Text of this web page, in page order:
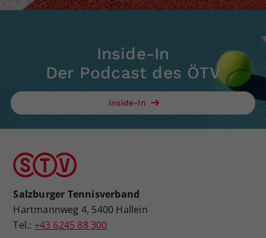
Inside-In
Der Podcast des ÖTV
Inside-In
Salzburger Tennisverband
Hartmannweg 4, 5400 Hallein
Tel.: +43 6245 88 300